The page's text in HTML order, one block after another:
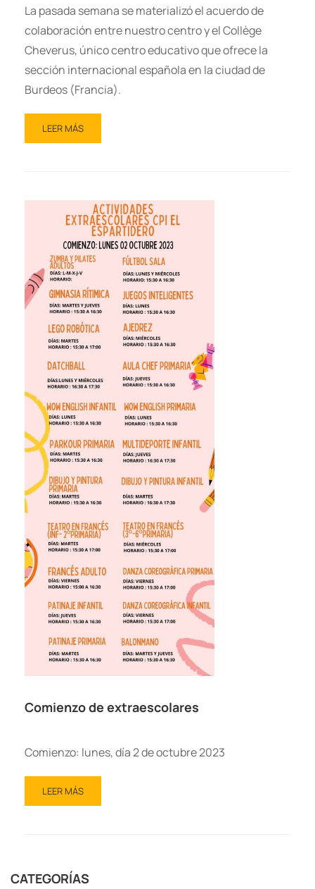
La pasada semana se materializó el acuerdo de
colaboración entre nuestro centro y el Collège
Cheverus, único centro educativo que ofrece la
sección internacional española en la ciudad de
Burdeos (Francia).
LEER MÁS
Comienzo de extraescolares
Comienzo: lunes, día 2 de octubre 2023
LEER MÁS
CATEGORÍAS